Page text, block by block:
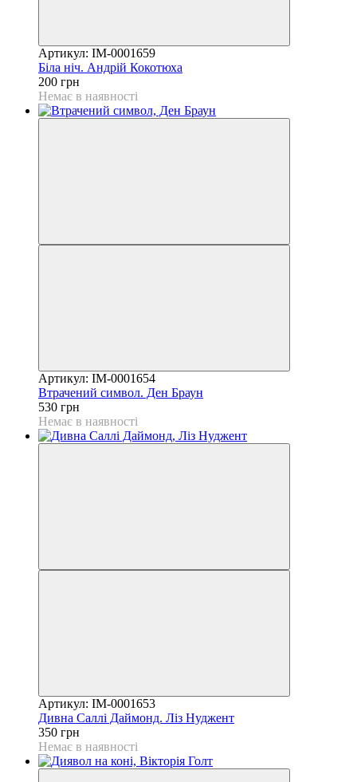
Артикул: IM-0001659
Біла ніч. Андрій Кокотюха
200 грн
Немає в наявності
Артикул: IM-0001654
Втрачений символ. Ден Браун
530 грн
Немає в наявності
Артикул: IM-0001653
Дивна Саллі Даймонд. Ліз Нуджент
350 грн
Немає в наявності